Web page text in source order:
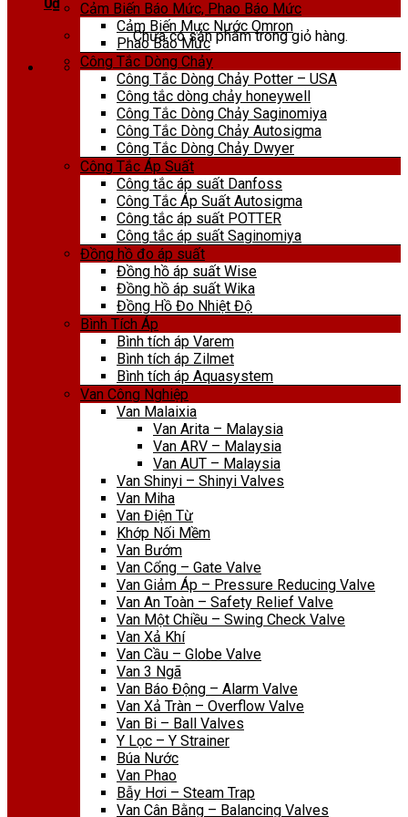
0₫
Chưa có sản phẩm trong giỏ hàng.
Cảm Biến Báo Mức, Phao Báo Mức
Cảm Biến Mực Nước Omron
Phao Báo Mức
Công Tắc Dòng Chảy
Công Tắc Dòng Chảy Potter – USA
Công tắc dòng chảy honeywell
Công Tắc Dòng Chảy Saginomiya
Công Tắc Dòng Chảy Autosigma
Công Tắc Dòng Chảy Dwyer
Công Tắc Áp Suất
Công tắc áp suất Danfoss
Công Tắc Áp Suất Autosigma
Công tắc áp suất POTTER
Công tắc áp suất Saginomiya
Đồng hồ đo áp suất
Đồng hồ áp suất Wise
Đồng hồ áp suất Wika
Đồng Hồ Đo Nhiệt Độ
Bình Tích Áp
Bình tích áp Varem
Bình tích áp Zilmet
Bình tích áp Aquasystem
Van Công Nghiệp
Van Malaixia
Van Arita – Malaysia
Van ARV – Malaysia
Van AUT – Malaysia
Van Shinyi – Shinyi Valves
Van Miha
Van Điện Từ
Khớp Nối Mềm
Van Bướm
Van Cổng – Gate Valve
Van Giảm Áp – Pressure Reducing Valve
Van An Toàn – Safety Relief Valve
Van Một Chiều – Swing Check Valve
Van Xả Khí
Van Cầu – Globe Valve
Van 3 Ngã
Van Báo Động – Alarm Valve
Van Xả Tràn – Overflow Valve
Van Bi – Ball Valves
Y Lọc – Y Strainer
Búa Nước
Van Phao
Bẫy Hơi – Steam Trap
Van Cân Bằng – Balancing Valves